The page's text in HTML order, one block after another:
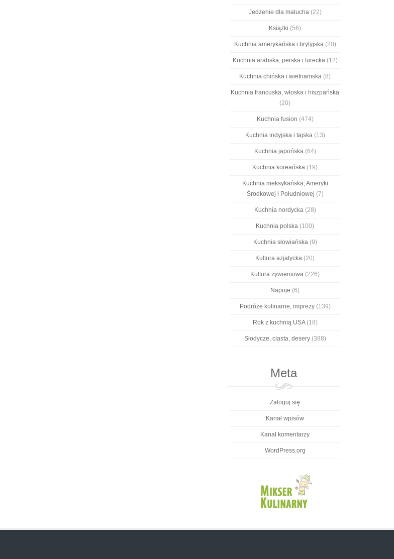
Jedzenie dla malucha(22)
Książki (56)
Kuchnia amerykańska i brytyjska(20)
Kuchnia arabska, perska i turecka(12)
Kuchnia chińska i wietnamska (8)
Kuchnia francuska, włoska i hiszpańska
(20)
Kuchnia fusion (474)
Kuchnia indyjska i tajska(13)
Kuchnia japońska(64)
Kuchnia koreańska (19)
Kuchnia meksykańska, Ameryki
Środkowej i Południowej (7)
Kuchnia nordycka(28)
Kuchnia polska (100)
Kuchnia słowiańska(9)
Kultura azjatycka (20)
Kultura żywieniowa (226)
Napoje (6)
Podróże kulinarne, imprezy(139)
Rok z kuchnią USA(18)
Słodycze, ciasta, desery(388)
Meta
Zaloguj się
Kanał wpisów
Kanał komentarzy
WordPress.org